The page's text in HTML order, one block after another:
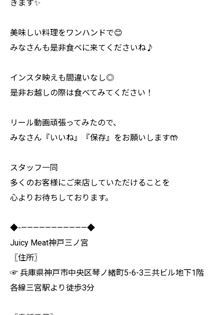
きます✨
美味しい料理をワンハンドで😊
みなさんも是非食べに来てくださいね♪
インスタ映えも間違いなし◎
是非お越しの際は食べてみてください！
リール動画頑張ってみたので、
みなさん『いいね』『保存』をお願いします🤲
スタッフ一同
多くのお客様にご来店していただけることを
心よりお待ちしております。
◆-———————————◆
Juicy Meat神戸三ノ宮
〖住所〗
☞ 兵庫県神戸市中央区琴ノ緒町5-6-3三共ビル地下1階
各線三宮駅より徒歩3分